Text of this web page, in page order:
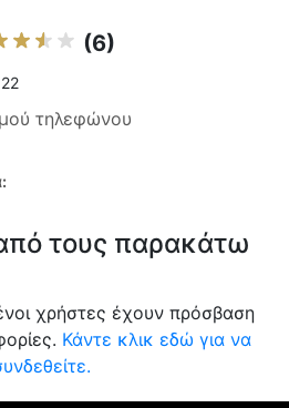
(6)
τηλεφώνου
τους παρακάτω
χρήστες έχουν πρόσβαση
Κάντε κλικ εδώ για να